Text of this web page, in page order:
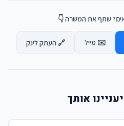
שתף את המשרה 👇
✉️ מייל 🔗 העתק לינק
אותך